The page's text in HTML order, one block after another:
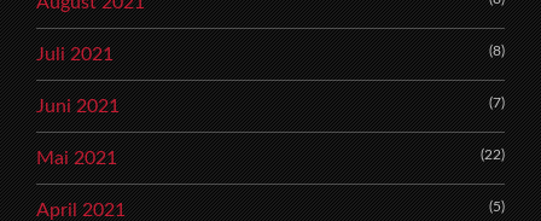
Juli 2021 (8)
Juni 2021 (7)
Mai 2021 (22)
April 2021 (5)